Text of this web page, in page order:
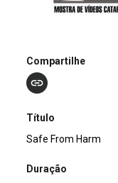
Compartilhe
Título
Safe From Harm
Duração